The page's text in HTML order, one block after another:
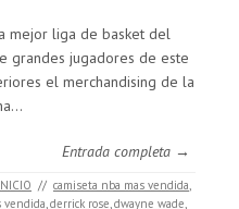
mejor liga de basket del
grandes jugadores de este
el merchandising de la
Entrada completa →
// camiseta nba mas vendida,
vendida,derrick rose,dwayne wade,